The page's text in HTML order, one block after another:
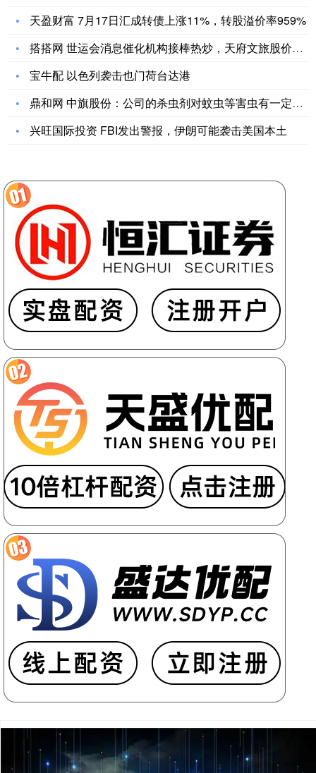
天盈财富 7月17日汇成转债上涨11%，转股溢价率959%
搭搭网 世运会消息催化机构接棒热炒，天府文旅股价翻倍
宝牛配 以色列袭击也门荷台达港
鼎和网 中旗股份：公司的杀虫剂对蚊虫等害虫有一定的效果
兴旺国际投资 FBI发出警报，伊朗可能袭击美国本土